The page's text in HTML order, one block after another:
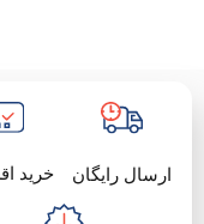
ارسال رایگان خرید